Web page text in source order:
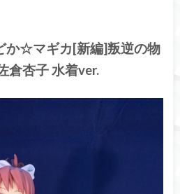
か☆マギカ[新編]叛逆の物
倉杏子 水着ver.